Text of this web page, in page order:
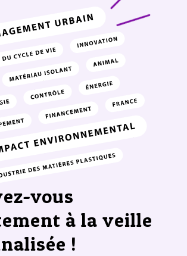
vous
à la veille
!